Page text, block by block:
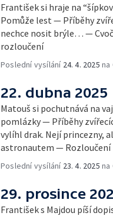
František si hraje na
Pomůže lest — Příběhy
nechce nosit brýle… —
rozloučení
Poslední vysílání 24. 4. 2025 na
22. dubna 2025
Matouš si pochutnává na
pomlázky — Příběhy
vylíhl drak. Nejí princezny,
astronautem — Rozloučení
Poslední vysílání 23. 4. 2025 na
29. prosince
František s Majdou píší